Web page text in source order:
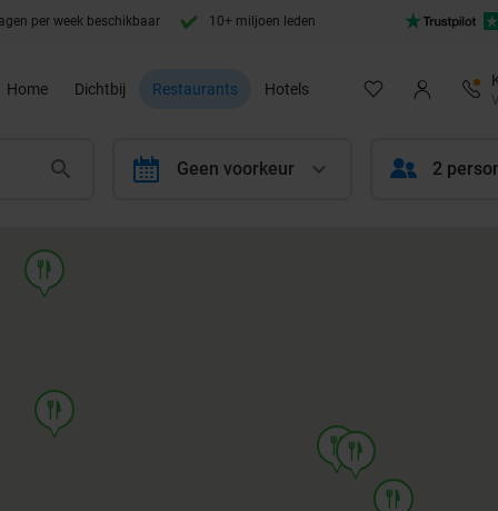
per week beschikbaar 10+ miljoen leden
Home Dichtbij Restaurants Hotels
calendar Geen voorkeur 2
foodfood
food
food
food